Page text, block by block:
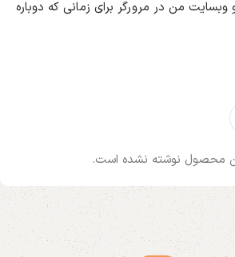
محصول نوشته نشده است.
وبسایت من در مرورگر برای زمانی که دوباره